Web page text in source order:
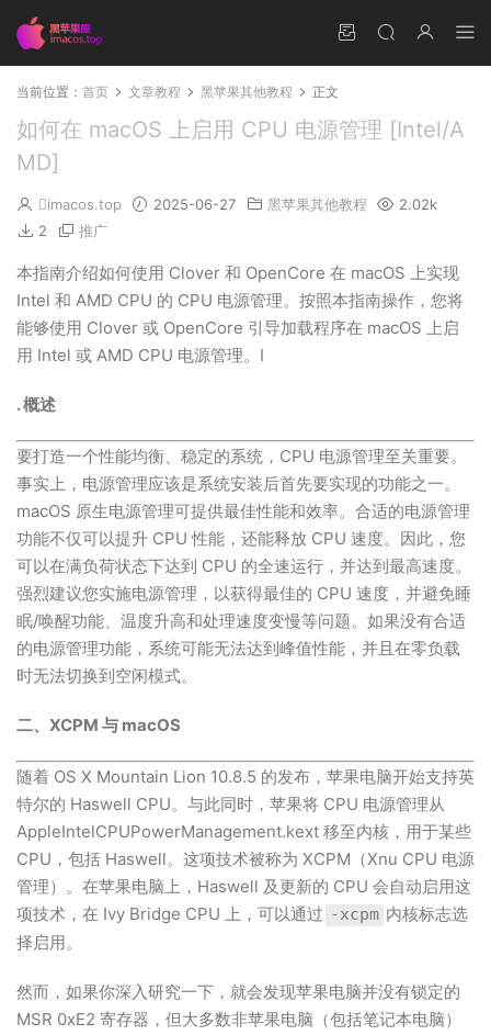
当前位置： 首页 文章教程 黑苹果其他教程 正文
如何在 macOS 上启用 CPU 电源管理 [Intel/A
MD]
imacos.top 2025-06-27 黑苹果其他教程
2.02k
2
推广
本指南介绍如何使用 Clover 和 OpenCore 在 macOS 上实现
Intel 和 AMD CPU 的 CPU 电源管理。按照本指南操作，您将
能够使用 Clover 或 OpenCore 引导加载程序在 macOS 上启
用 Intel 或 AMD CPU 电源管理。I
. 概述
要打造一个性能均衡、稳定的系统，CPU 电源管理至关重要。
事实上，电源管理应该是系统安装后首先要实现的功能之一。
macOS 原生电源管理可提供最佳性能和效率。合适的电源管理
功能不仅可以提升 CPU 性能，还能释放 CPU 速度。因此，您
可以在满负荷状态下达到 CPU 的全速运行，并达到最高速度。
强烈建议您实施电源管理，以获得最佳的 CPU 速度，并避免睡
眠/唤醒功能、温度升高和处理速度变慢等问题。如果没有合适
的电源管理功能，系统可能无法达到峰值性能，并且在零负载
时无法切换到空闲模式。
二、XCPM 与 macOS
随着 OS X Mountain Lion 10.8.5 的发布，苹果电脑开始支持英
特尔的 Haswell CPU。与此同时，苹果将 CPU 电源管理从
AppleIntelCPUPowerManagement.kext 移至内核，用于某些
CPU，包括 Haswell。这项技术被称为 XCPM（Xnu CPU 电源
管理）。在苹果电脑上，Haswell 及更新的 CPU 会自动启用这
项技术，在 Ivy Bridge CPU 上，可以通过 -xcpm 内核标志选
择启用。
然而，如果你深入研究一下，就会发现苹果电脑并没有锁定的
MSR 0xE2 寄存器，但大多数非苹果电脑（包括笔记本电脑）